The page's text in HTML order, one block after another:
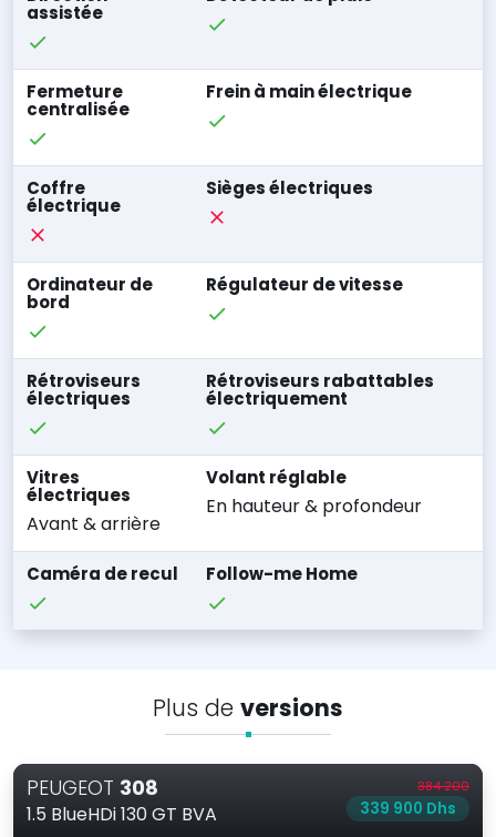
assistée
Fermeture
centralisée
Frein à main électrique
Coffre
électrique
Sièges électriques
Ordinateur de
bord
Régulateur de vitesse
Rétroviseurs
électriques
Rétroviseurs rabattables
électriquement
Vitres
électriques
Avant & arrière
Volant réglable
En hauteur & profondeur
Caméra de recul Follow-me Home
Plus de versions
PEUGEOT 308
1.5 BlueHDi 130 GT BVA
384 200
339 900 Dhs